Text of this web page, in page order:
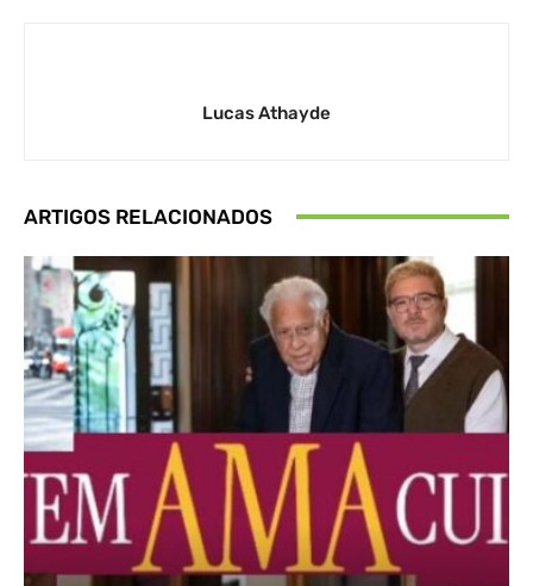
Lucas Athayde
ARTIGOS RELACIONADOS